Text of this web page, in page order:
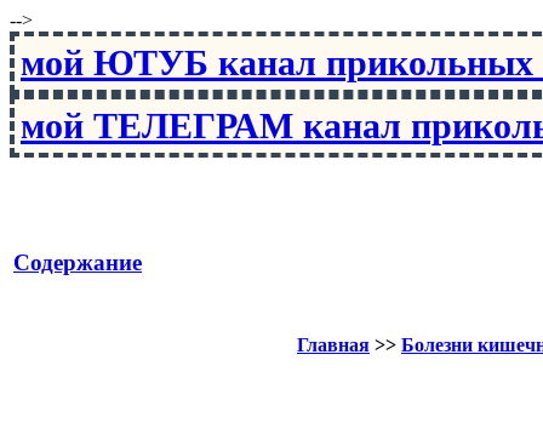
-->
мой ЮТУБ канал
мой ТЕЛЕГРАМ канал
Содержание
Главная >> Болезни